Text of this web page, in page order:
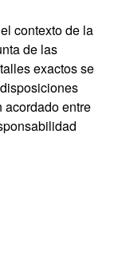
contexto de la
de las
exactos se
acordado entre